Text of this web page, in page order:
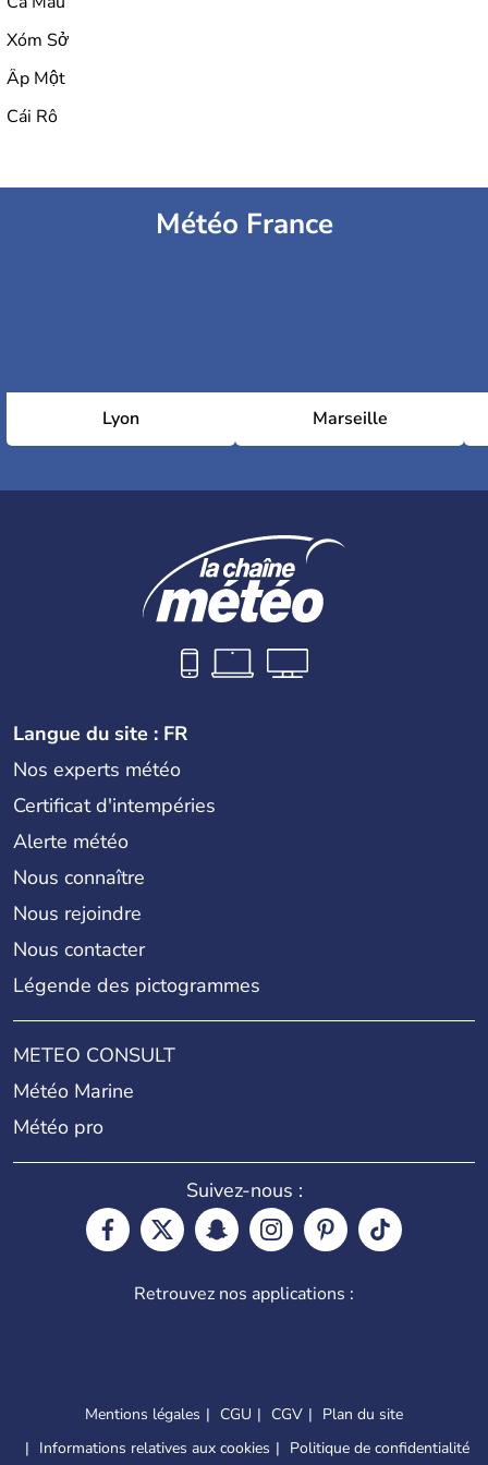
Xóm Sở
Ấp Một
Cái Rô
Météo France
Lyon Marseille
Langue du site : FR
Nos experts météo
Certificat d'intempéries
Alerte météo
Nous connaître
Nous rejoindre
Nous contacter
Légende des pictogrammes
METEO CONSULT
Météo Marine
Météo pro
Suivez-nous :
Retrouvez nos applications :
Mentions légales CGU CGV
Plan du site
Informations relatives aux cookies
Politique de confidentialité